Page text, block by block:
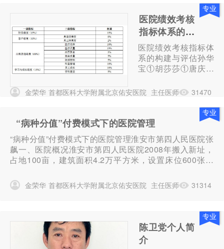
医院绩效考核
指标体系的构
建与评估
医院绩效考核指标体
系的构建与评估孙华
宝①胡莎莎①唐庆新
刘蔓珍①摘要目的引
入平衡计分卡构建医
院绩效考核指标体
系，运用秩和比法对
绩效关键指标进行评
价，综合评估其在我
院绩效考核...
专业
金荣华 首都医科大学附属北京佑安医院 主任医师 31470
“病种分值”付费模式下的医院管理
“病种分值”付费模式下的医院管理淮安市第四人民医院张
飙一、医院概况淮安市第四人民医院2008年搬入新址，
占地100亩，建筑面积4.2万平方米，设置床位600张，
研、教学为一体的三级乙等传染病专科医院。几年来，
在市卫生计生委...
专业
金荣华 首都医科大学附属北京佑安医院 主任医师 31314
陈卫党个人简
介
专业